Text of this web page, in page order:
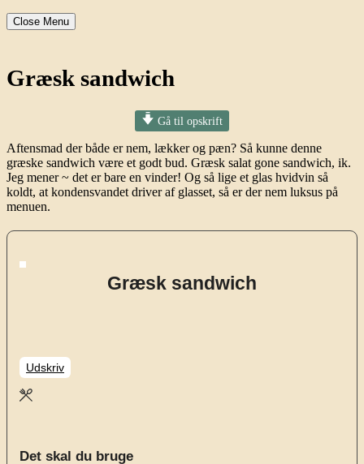
Close Menu
Græsk sandwich
Gå til opskrift
Aftensmad der både er nem, lækker og pæn? Så kunne denne
græske sandwich være et godt bud. Græsk salat gone sandwich, ik.
Jeg mener ~ det er bare en vinder! Og så lige et glas hvidvin så
koldt, at kondensvandet driver af glasset, så er der nem luksus på
menuen.
Græsk sandwich
Udskriv
Det skal du bruge